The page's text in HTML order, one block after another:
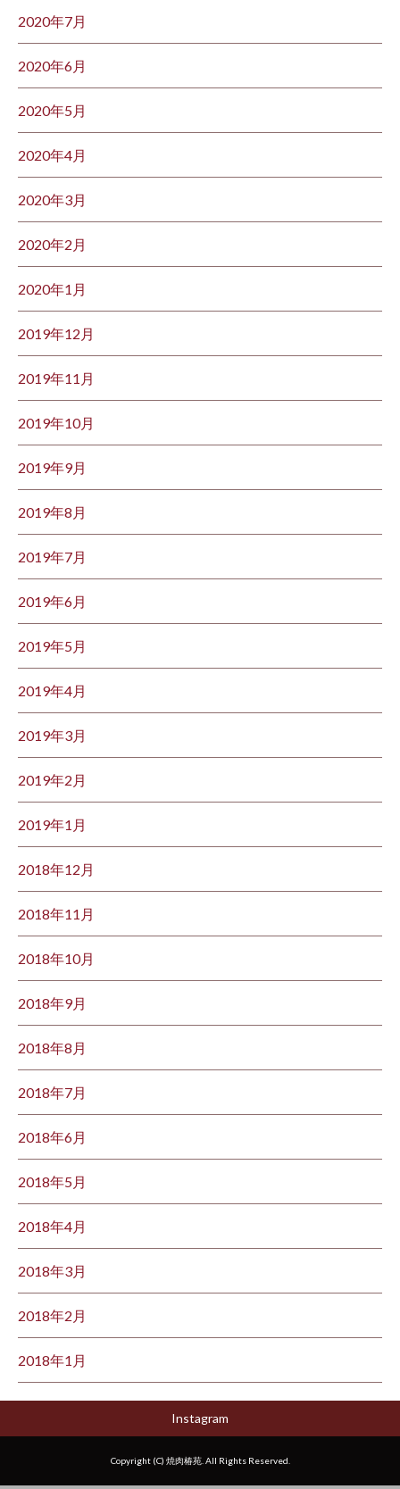
2020年7月
2020年6月
2020年5月
2020年4月
2020年3月
2020年2月
2020年1月
2019年12月
2019年11月
2019年10月
2019年9月
2019年8月
2019年7月
2019年6月
2019年5月
2019年4月
2019年3月
2019年2月
2019年1月
2018年12月
2018年11月
2018年10月
2018年9月
2018年8月
2018年7月
2018年6月
2018年5月
2018年4月
2018年3月
2018年2月
2018年1月
Instagram
Copyright (C) 焼肉椿苑. All Rights Reserved.